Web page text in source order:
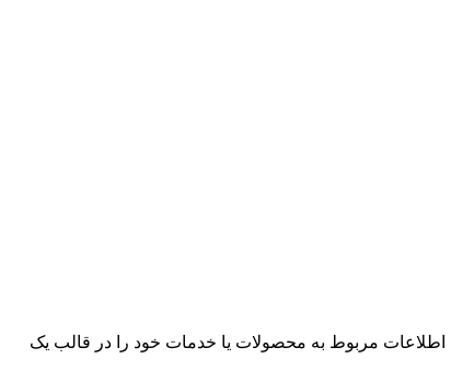
مربوط به محصولات یا خدمات خود را در قالب یک